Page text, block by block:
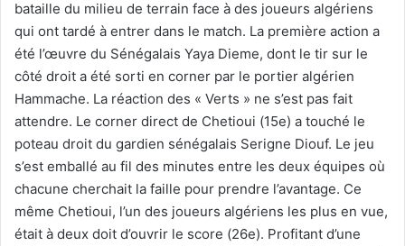
bataille du milieu de terrain face à des joueurs algériens
qui ont tardé à entrer dans le match. La première action a
été l’œuvre du Sénégalais Yaya Dieme, dont le tir sur le
côté droit a été sorti en corner par le portier algérien
Hammache. La réaction des « Verts » ne s’est pas fait
attendre. Le corner direct de Chetioui (15e) a touché le
poteau droit du gardien sénégalais Serigne Diouf. Le jeu
s’est emballé au fil des minutes entre les deux équipes où
chacune cherchait la faille pour prendre l’avantage. Ce
même Chetioui, l’un des joueurs algériens les plus en vue,
était à deux doit d’ouvrir le score (26e). Profitant d’une